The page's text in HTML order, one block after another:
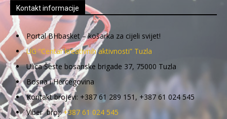
Kontakt informacije
Portal BHbasket – košarka za cijeli svijet!
UG “Centar kreativnih aktivnosti” Tuzla
Ulica Šeste bosanske brigade 37, 75000 Tuzla
Bosna i Hercegovina
Kontakt brojevi: +387 61 289 151, +387 61 024 545
Viber broj:+387 61 024 545